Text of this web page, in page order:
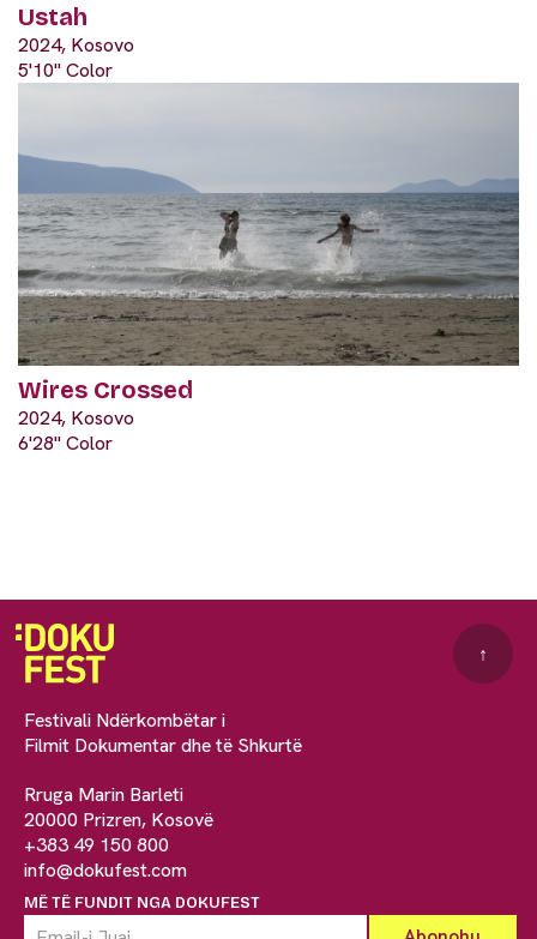
Ustah
2024, Kosovo
5'10" Color
Wires Crossed
2024, Kosovo
6'28" Color
Festivali Ndërkombëtar i
Filmit Dokumentar dhe të Shkurtë
Rruga Marin Barleti
20000 Prizren, Kosovë
+383 49 150 800
info@dokufest.com
MË TË FUNDIT NGA DOKUFEST
↑